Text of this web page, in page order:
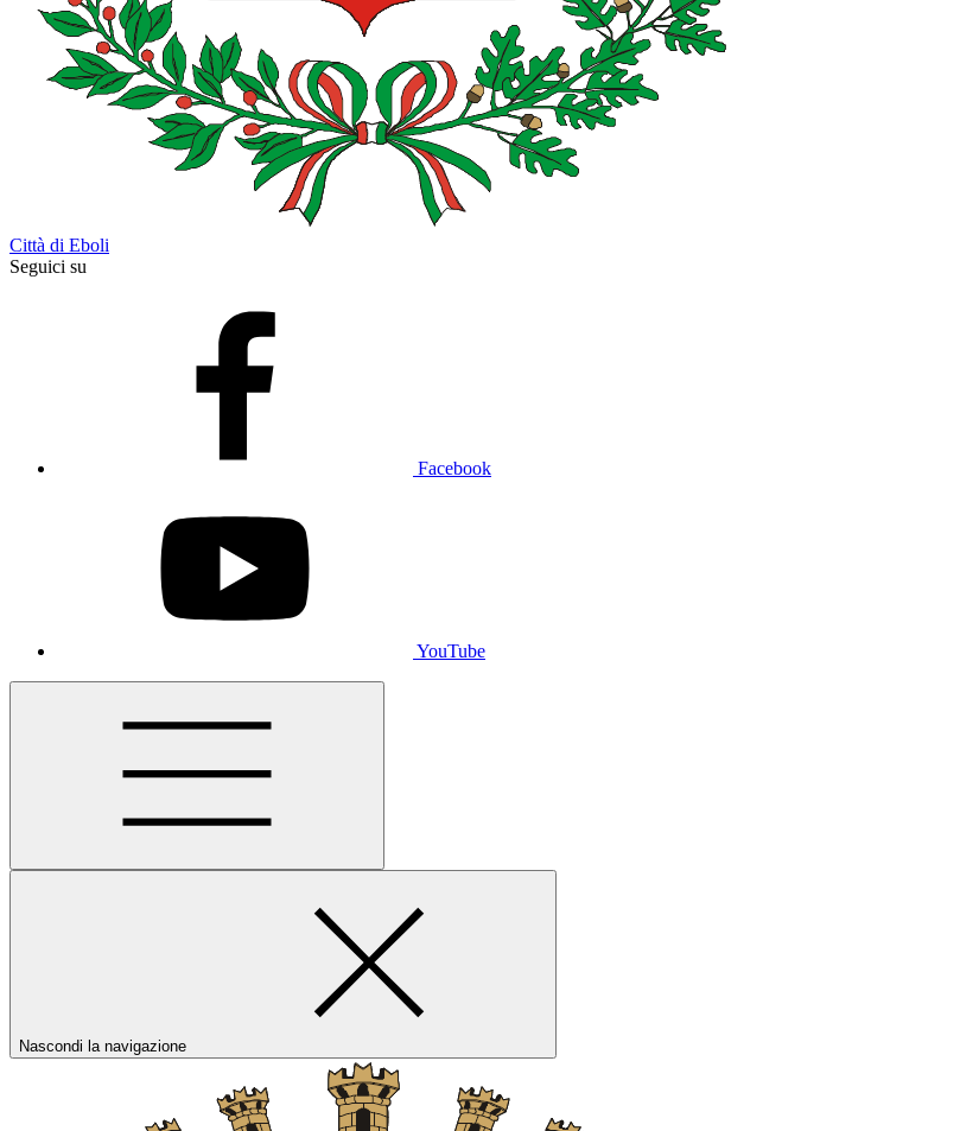
Città di Eboli
Seguici su
Facebook
YouTube
Nascondi la navigazione